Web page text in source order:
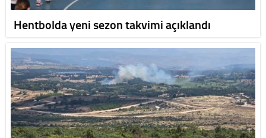
Hentbolda yeni sezon takvimi açıklandı